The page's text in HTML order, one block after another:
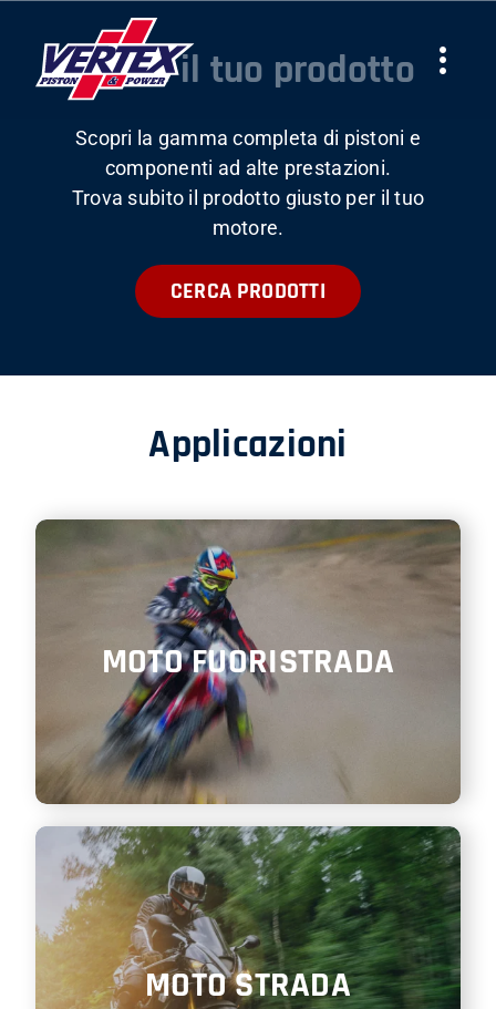
content
AZIENDA
LAVORA CON NOI
SHOP
Trova il tuo prodotto
Scopri la gamma completa di pistoni e
componenti ad alte prestazioni.
Trova subito il prodotto giusto per il tuo
motore.
CERCA PRODOTTI
Applicazioni
MOTO FUORISTRADA
MOTO STRADA